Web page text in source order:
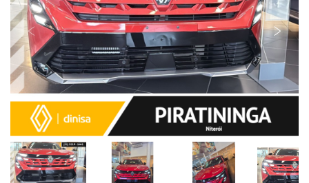
Previous Next